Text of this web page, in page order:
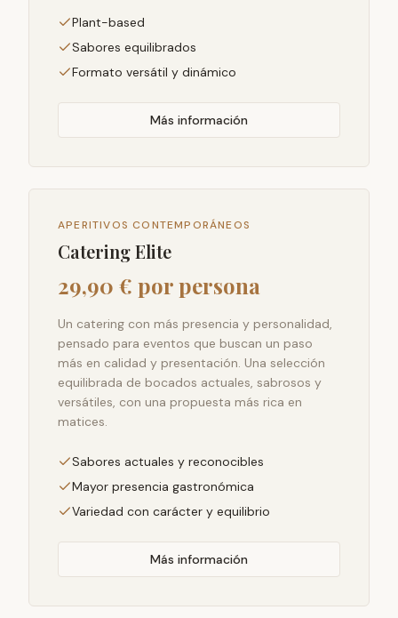
Plant-based
Sabores equilibrados
Formato versátil y dinámico
Más información
APERITIVOS CONTEMPORÁNEOS
Catering Elite
29,90 € por persona
Un catering con más presencia y personalidad,
pensado para eventos que buscan un paso
más en calidad y presentación. Una selección
equilibrada de bocados actuales, sabrosos y
versátiles, con una propuesta más rica en
matices.
Sabores actuales y reconocibles
Mayor presencia gastronómica
Variedad con carácter y equilibrio
Más información